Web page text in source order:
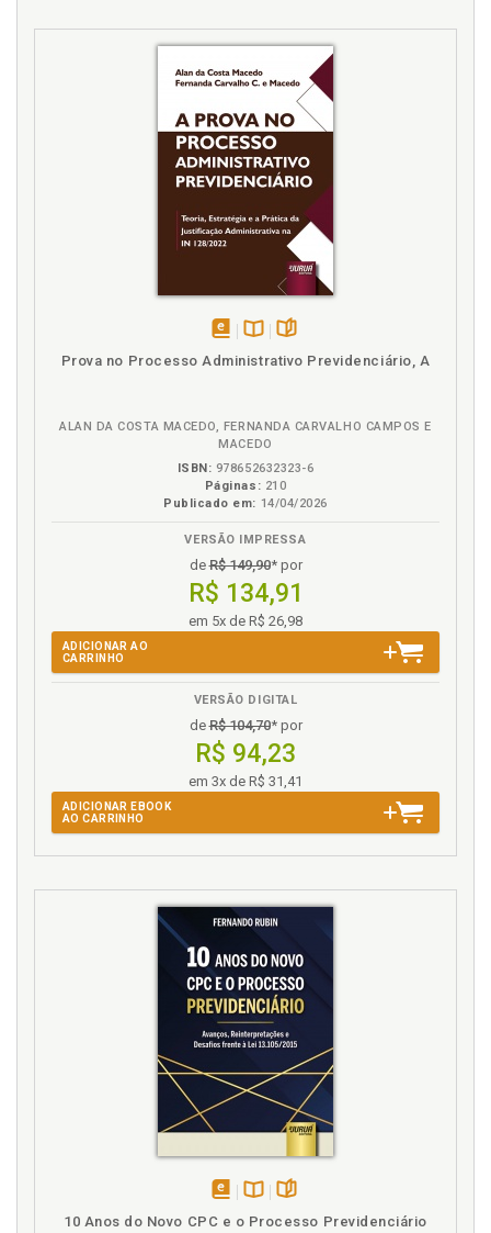
disponível
Prova no Processo Administrativo Previdenciário, A
ALAN DA COSTA MACEDO, FERNANDA CARVALHO CAMPOS E
MACEDO
ISBN: 978652632323-6
Páginas: 210
Publicado em: 14/04/2026
VERSÃO IMPRESSA
deR$ 149,90* por
R$ 134,91
em 5x de R$ 26,98
ADICIONAR AO
CARRINHO
VERSÃO DIGITAL
deR$ 104,70* por
R$ 94,23
em 3x de R$ 31,41
ADICIONAR EBOOK
AO CARRINHO
10 Anos do Novo CPC e o Processo Previdenciário